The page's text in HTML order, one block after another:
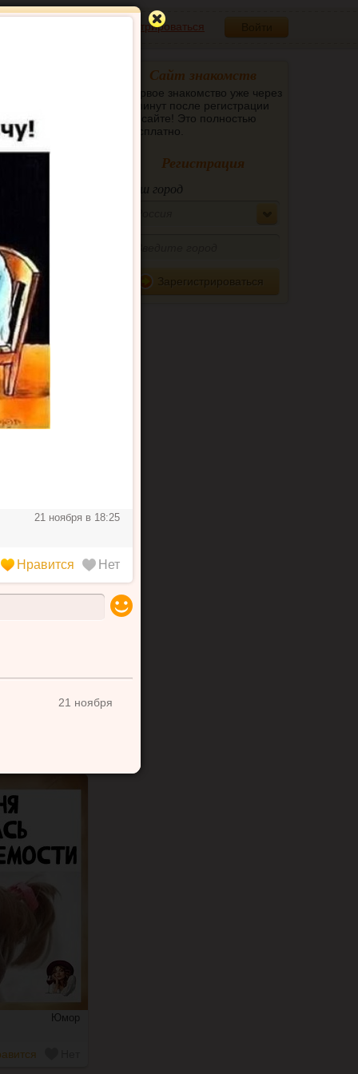
Зарегистрироваться
советы
Юмор
Юмор
Сайт знакомств
Первое знакомство уже через
5 минут после регистрации
на сайте! Это полностью
бесплатно.
Регистрация
Ваш город
Зарегистрироваться
21 ноября в 18:25
Нравится Нет
21 ноября